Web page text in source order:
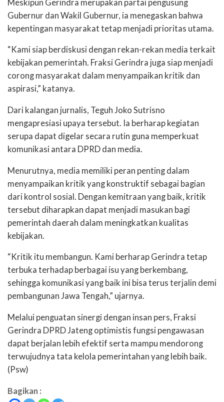
Meskipun Gerindra merupakan partai pengusung
Gubernur dan Wakil Gubernur, ia menegaskan bahwa
kepentingan masyarakat tetap menjadi prioritas utama.
“Kami siap berdiskusi dengan rekan-rekan media terkait
kebijakan pemerintah. Fraksi Gerindra juga siap menjadi
corong masyarakat dalam menyampaikan kritik dan
aspirasi,” katanya.
Dari kalangan jurnalis, Teguh Joko Sutrisno
mengapresiasi upaya tersebut. Ia berharap kegiatan
serupa dapat digelar secara rutin guna memperkuat
komunikasi antara DPRD dan media.
Menurutnya, media memiliki peran penting dalam
menyampaikan kritik yang konstruktif sebagai bagian
dari kontrol sosial. Dengan kemitraan yang baik, kritik
tersebut diharapkan dapat menjadi masukan bagi
pemerintah daerah dalam meningkatkan kualitas
kebijakan.
“Kritik itu membangun. Kami berharap Gerindra tetap
terbuka terhadap berbagai isu yang berkembang,
sehingga komunikasi yang baik ini bisa terus terjalin demi
pembangunan Jawa Tengah,” ujarnya.
Melalui penguatan sinergi dengan insan pers, Fraksi
Gerindra DPRD Jateng optimistis fungsi pengawasan
dapat berjalan lebih efektif serta mampu mendorong
terwujudnya tata kelola pemerintahan yang lebih baik.
(Psw)
Bagikan :